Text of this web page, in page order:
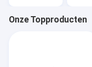
Onze Topproducten